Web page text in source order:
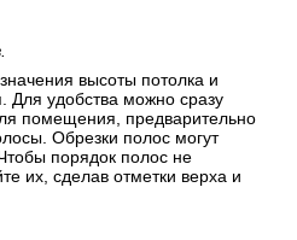
высоты потолка и
удобства можно сразу
помещения, предварительно
Обрезки полос могут
порядок полос не
их, сделав отметки верха и